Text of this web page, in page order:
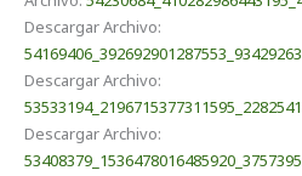
Descargar Archivo:
Descargar Archivo:
Descargar Archivo: